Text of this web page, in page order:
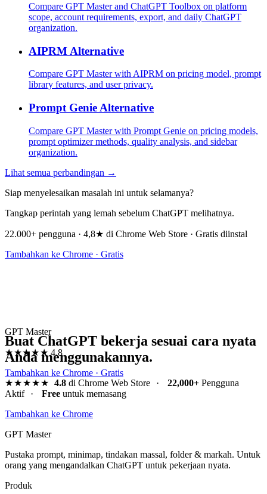
Compare GPT Master and ChatGPT Toolbox on platform
scope, account requirements, export, and daily ChatGPT
organization.
AIPRM Alternative
Compare GPT Master with AIPRM on pricing model, prompt
library features, and user privacy.
Prompt Genie Alternative
Compare GPT Master with Prompt Genie on pricing models,
prompt optimizer methods, quality analysis, and sidebar
organization.
Lihat semua perbandingan →
Siap menyelesaikan masalah ini untuk selamanya?
Tangkap perintah yang lemah sebelum ChatGPT melihatnya.
22.000+ pengguna · 4,8★ di Chrome Web Store · Gratis diinstal
Tambahkan ke Chrome · Gratis
GPT Master
★★★★★ 4.8
Tambahkan ke Chrome · Gratis
Buat ChatGPT bekerja sesuai cara nyata
Anda menggunakannya.
★★★★★ 4.8di Chrome Web Store · 22,000+Pengguna
Aktif
· Free untuk memasang
Tambahkan ke Chrome
GPT Master
Pustaka prompt, minimap, tindakan massal, folder & markah. Untuk
orang yang mengandalkan ChatGPT untuk pekerjaan nyata.
Produk